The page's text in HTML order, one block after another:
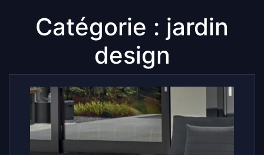
Button
Catégorie : jardin
design